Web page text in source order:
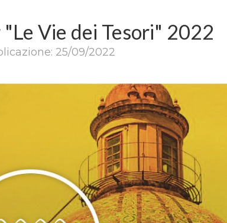
Vie dei Tesori" 2022
25/09/2022